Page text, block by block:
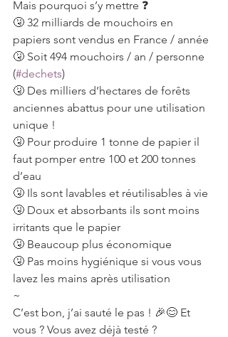
Mais pourquoi s’y mettre ❓
🤧 32 milliards de mouchoirs en
papiers sont vendus en France / année
🤧 Soit 494 mouchoirs / an / personne
(#dechets)
🤧 Des milliers d’hectares de forêts
anciennes abattus pour une utilisation
unique !
🤧 Pour produire 1 tonne de papier il
faut pomper entre 100 et 200 tonnes
d’eau
🤧 Ils sont lavables et réutilisables à vie
🤧 Doux et absorbants ils sont moins
irritants que le papier
🤧 Beaucoup plus économique
🤧 Pas moins hygiénique si vous vous
lavez les mains après utilisation
~
C’est bon, j’ai sauté le pas ! 🎉😊 Et
vous ? Vous avez déjà testé ?